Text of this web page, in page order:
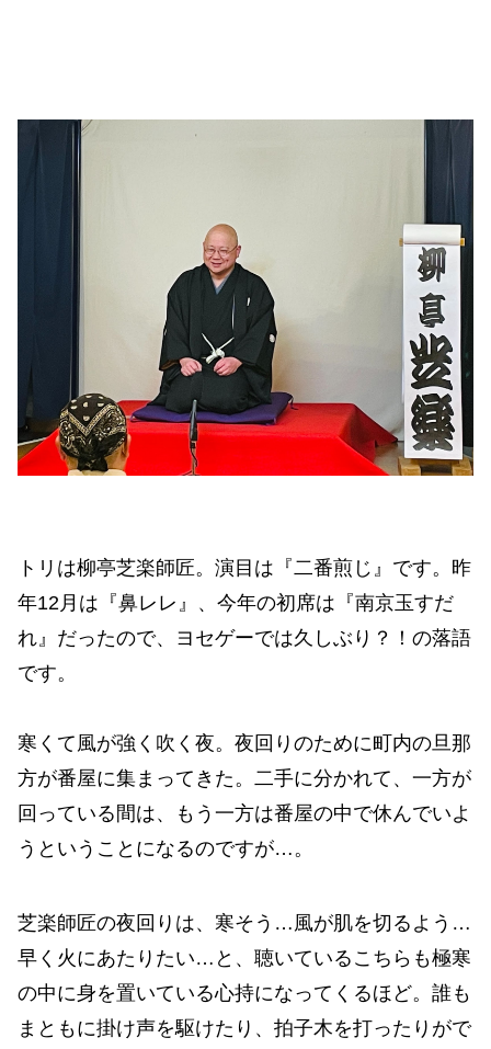
トリは柳亭芝楽師匠。演目は『二番煎じ』です。昨
年12月は『鼻レレ』、今年の初席は『南京玉すだ
れ』だったので、ヨセゲーでは久しぶり？！の落語
です。
寒くて風が強く吹く夜。夜回りのために町内の旦那
方が番屋に集まってきた。二手に分かれて、一方が
回っている間は、もう一方は番屋の中で休んでいよ
うということになるのですが…。
芝楽師匠の夜回りは、寒そう…風が肌を切るよう…
早く火にあたりたい…と、聴いているこちらも極寒
の中に身を置いている心持になってくるほど。誰も
まともに掛け声を駆けたり、拍子木を打ったりがで